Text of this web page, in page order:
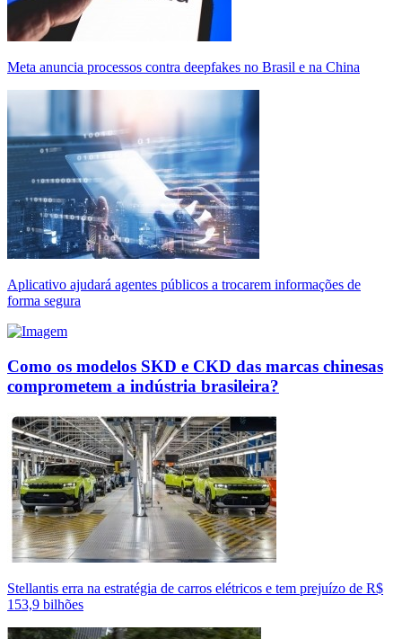
Meta anuncia processos contra deepfakes no Brasil e na China
Aplicativo ajudará agentes públicos a trocarem informações de
forma segura
Como os modelos SKD e CKD das marcas chinesas
comprometem a indústria brasileira?
Stellantis erra na estratégia de carros elétricos e tem prejuízo de R$
153,9 bilhões